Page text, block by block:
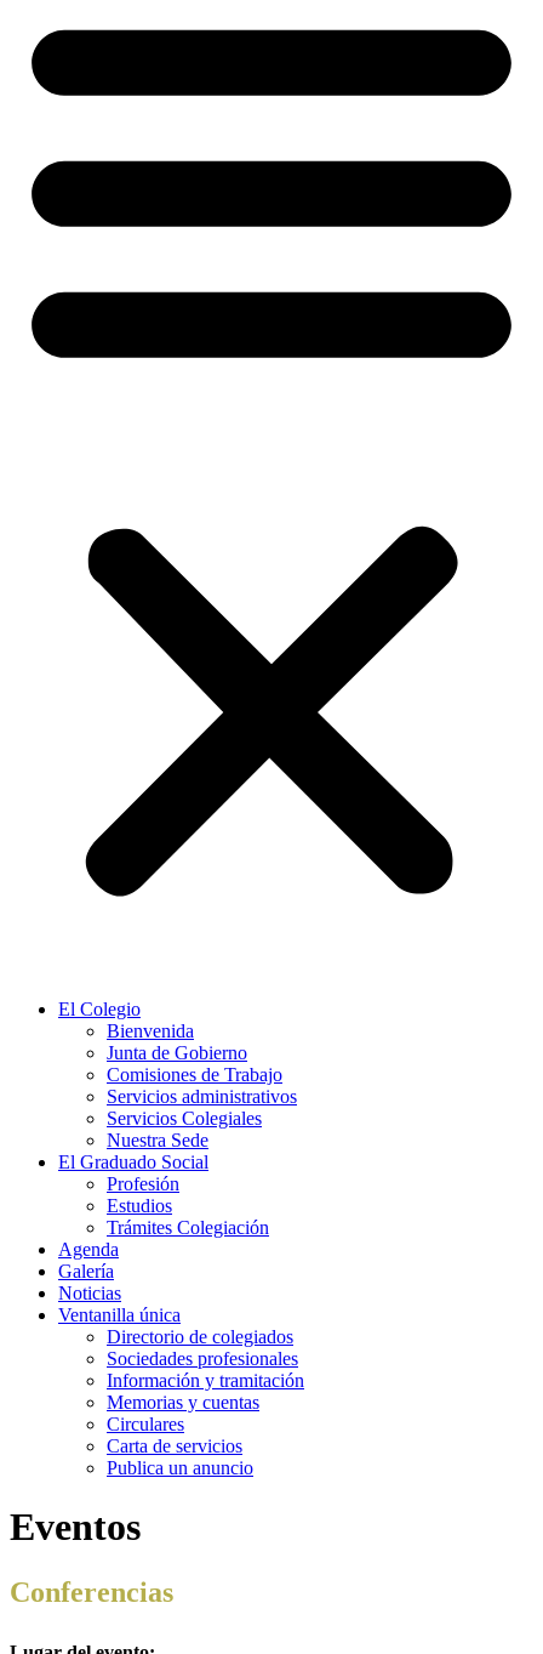
El Colegio
Bienvenida
Junta de Gobierno
Comisiones de Trabajo
Servicios administrativos
Servicios Colegiales
Nuestra Sede
El Graduado Social
Profesión
Estudios
Trámites Colegiación
Agenda
Galería
Noticias
Ventanilla única
Directorio de colegiados
Sociedades profesionales
Información y tramitación
Memorias y cuentas
Circulares
Carta de servicios
Publica un anuncio
Eventos
Conferencias